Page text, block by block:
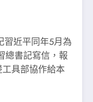
習近平同年5月為
總書記寫信，報
具部協作給本